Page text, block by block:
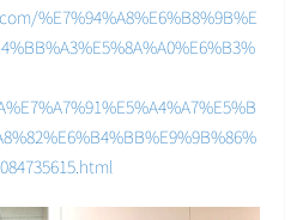
%E7%94%A8%E6%B8%9B%E